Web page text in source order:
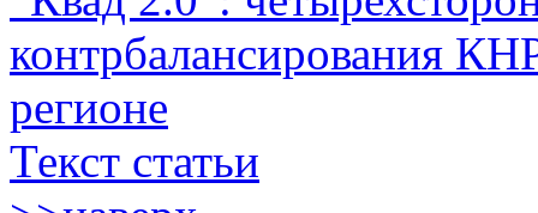
контрбалансирования
регионе
Текст статьи